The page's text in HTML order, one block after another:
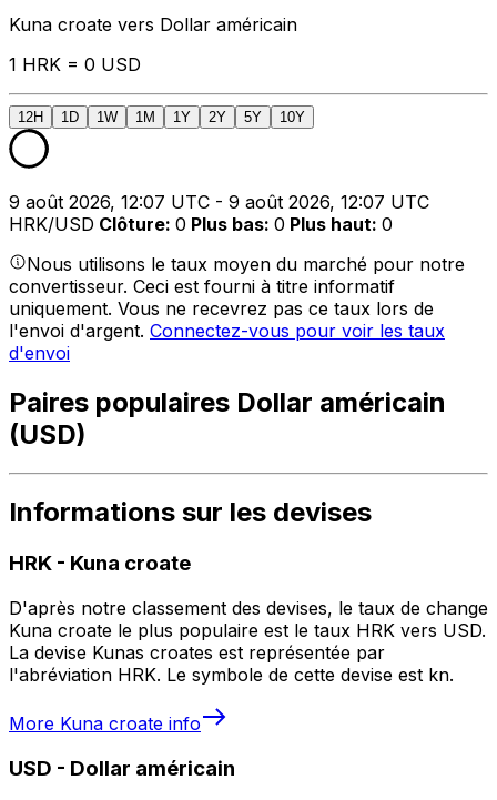
Kuna croate vers Dollar américain
1 HRK = 0 USD
12H 1D 1W 1M 1Y 2Y 5Y 10Y
9 août 2026, 12:07 UTC - 9 août 2026, 12:07 UTC
HRK/USD Clôture: 0 Plus bas: 0 Plus haut: 0
Nous utilisons le taux moyen du marché pour notre
convertisseur. Ceci est fourni à titre informatif
uniquement. Vous ne recevrez pas ce taux lors de
l'envoi d'argent. Connectez-vous pour voir les taux
d'envoi
Paires populaires Dollar américain
(USD)
Informations sur les devises
HRK - Kuna croate
D'après notre classement des devises, le taux de change
Kuna croate le plus populaire est le taux HRK vers USD.
La devise Kunas croates est représentée par
l'abréviation HRK. Le symbole de cette devise est kn.
More Kuna croate info
USD - Dollar américain